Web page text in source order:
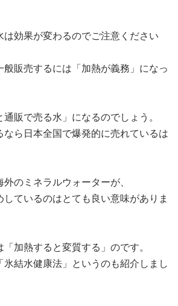
は効果が変わるのでご注意ください
般販売するには「加熱が義務」になっ
販で売る水」になるのでしょう。
なら日本全国で爆発的に売れているは
のミネラルウォーターが、
ているのはとても良い意味がありま
加熱すると変質する」のです。
氷結水健康法」というのも紹介しまし